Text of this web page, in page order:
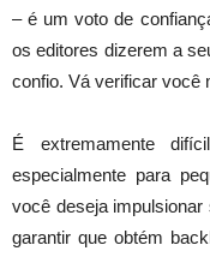
– é um voto de
os editores dizerem a
confio. Vá verificar você
É extremamente
especialmente para
você deseja
garantir que obtém